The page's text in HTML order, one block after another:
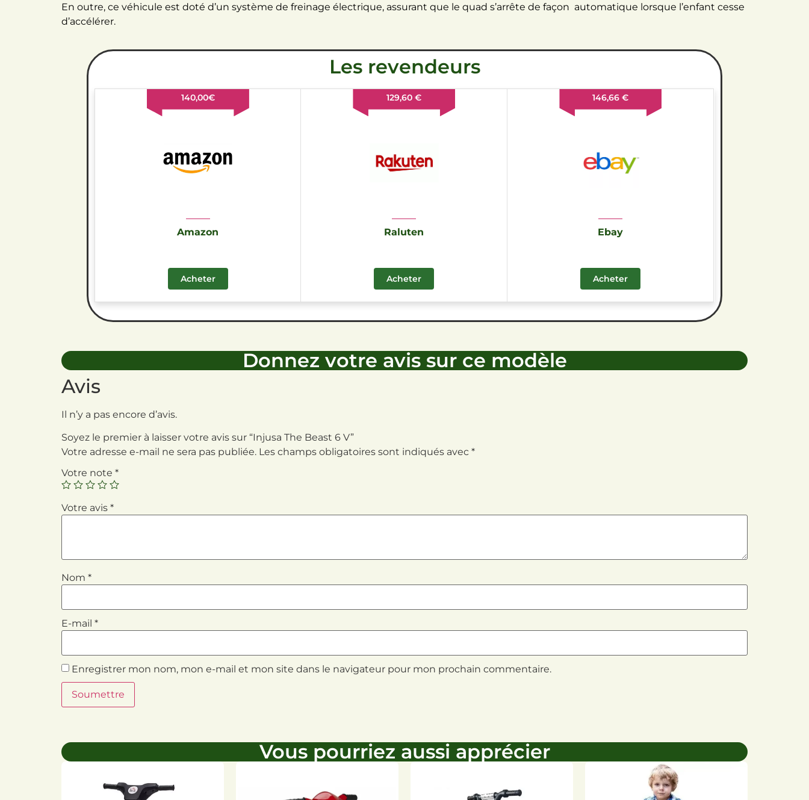
En outre, ce véhicule est doté d’un système de freinage électrique, assurant que le quad s’arrête de façon automatique lorsque l’enfant cesse
d’accélérer.
Les revendeurs
140,00€
Amazon
Acheter
129,60 €
Raluten
Acheter
146,66 €
Ebay
Acheter
Donnez votre avis sur ce modèle
Avis
Il n’y a pas encore d’avis.
Soyez le premier à laisser votre avis sur “Injusa The Beast 6 V”
Votre adresse e-mail ne sera pas publiée. Les champs obligatoires sont indiqués avec *
Votre note *
Votre avis *
Nom *
E-mail *
Enregistrer mon nom, mon e-mail et mon site dans le navigateur pour mon prochain commentaire.
Vous pourriez aussi apprécier